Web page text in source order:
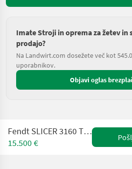
Imate Stroji in oprema za žetev in
prodajo?
Na Landwirt.com dosežete več kot
uporabnikov.
Objavi oglas
Fendt SLICER 3160 TLX - KC + Aufbereiter
15.500 €